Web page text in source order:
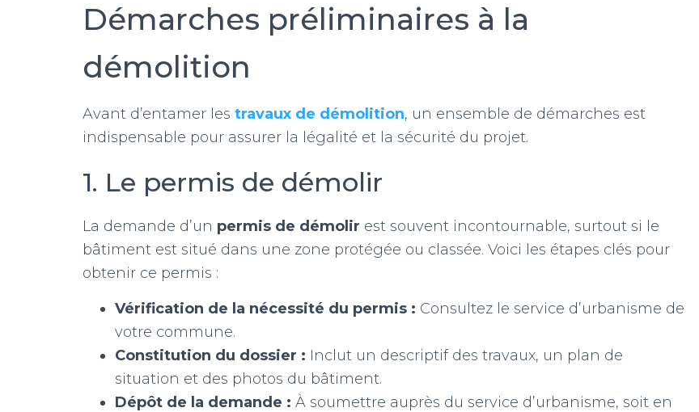
Démarches préliminaires à la
démolition
Avant d’entamer les travaux de démolition, un ensemble de démarches est
indispensable pour assurer la légalité et la sécurité du projet.
1. Le permis de démolir
La demande d’un permis de démolir est souvent incontournable, surtout si le
bâtiment est situé dans une zone protégée ou classée. Voici les étapes clés pour
obtenir ce permis :
Vérification de la nécessité du permis : Consultez le service d’urbanisme de
votre commune.
Constitution du dossier : Inclut un descriptif des travaux, un plan de
situation et des photos du bâtiment.
Dépôt de la demande : À soumettre auprès du service d’urbanisme, soit en